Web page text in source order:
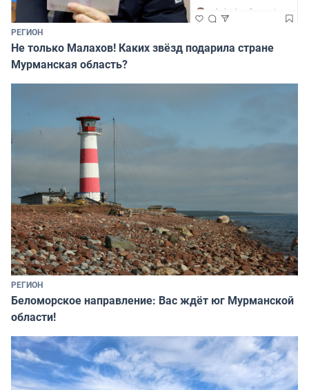
РЕГИОН
Не только Малахов! Каких звёзд подарила стране
Мурманская область?
РЕГИОН
Беломорское направление: Вас ждёт юг Мурманской
области!